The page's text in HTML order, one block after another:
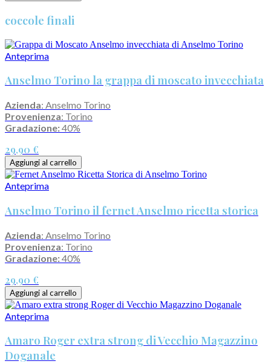
coccole finali
Anteprima
Anselmo Torino la grappa di moscato invecchiata
Azienda: Anselmo Torino
Provenienza: Torino
Gradazione:40%
29,90 €
Aggiungi al carrello
Anteprima
Anselmo Torino il fernet Anselmo ricetta storica
Azienda: Anselmo Torino
Provenienza: Torino
Gradazione:40%
29,90 €
Aggiungi al carrello
Anteprima
Amaro Roger extra strong di Vecchio Magazzino
Doganale